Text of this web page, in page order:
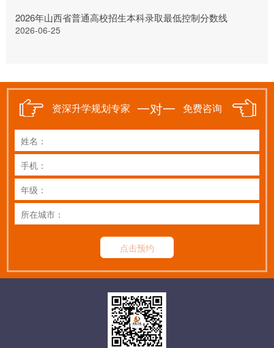
2026年山西省普通高校招生本科录取最低控制分数线
2026-06-25
资深升学规划专家 一对一 免费咨询
点击预约